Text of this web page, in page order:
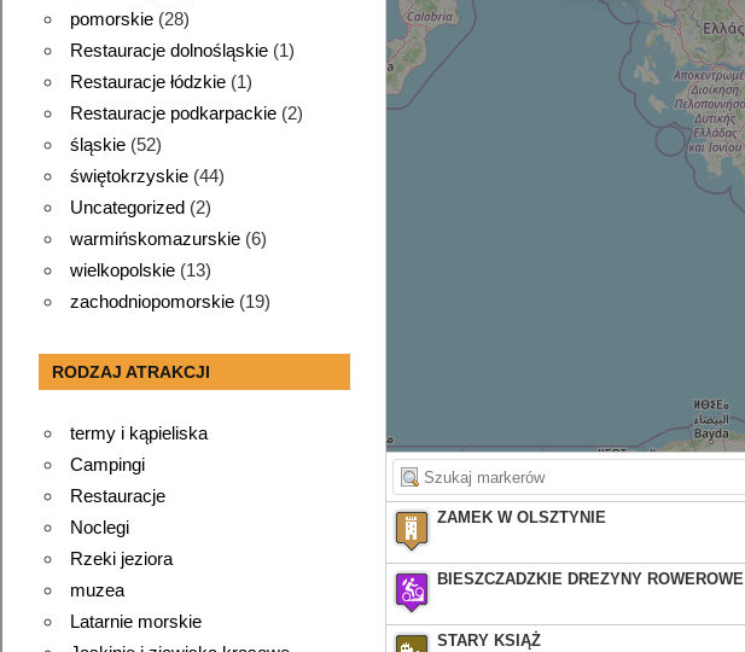
ZAMEK W OLSZTYNIE
BIESZCZADZKIE DREZYNY ROWEROWE
STARY KSIĄŻ
pomorskie(28)
Restauracje dolnośląskie(1)
Restauracje łódzkie(1)
Restauracje podkarpackie(2)
śląskie(52)
świętokrzyskie(44)
Uncategorized(2)
warmińskomazurskie(6)
wielkopolskie(13)
zachodniopomorskie(19)
RODZAJ ATRAKCJI
termy i kąpieliska
Campingi
Restauracje
Noclegi
Rzeki jeziora
muzea
Latarnie morskie